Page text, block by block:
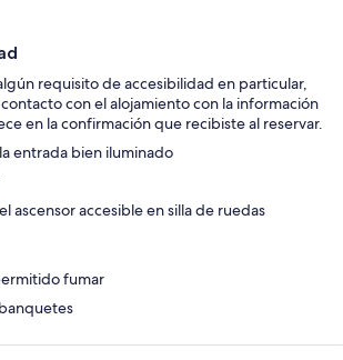
requisito de accesibilidad en particular,
con el alojamiento con la información
en la confirmación que recibiste al reservar.
entrada bien iluminado
ascensor accesible en silla de ruedas
fumar